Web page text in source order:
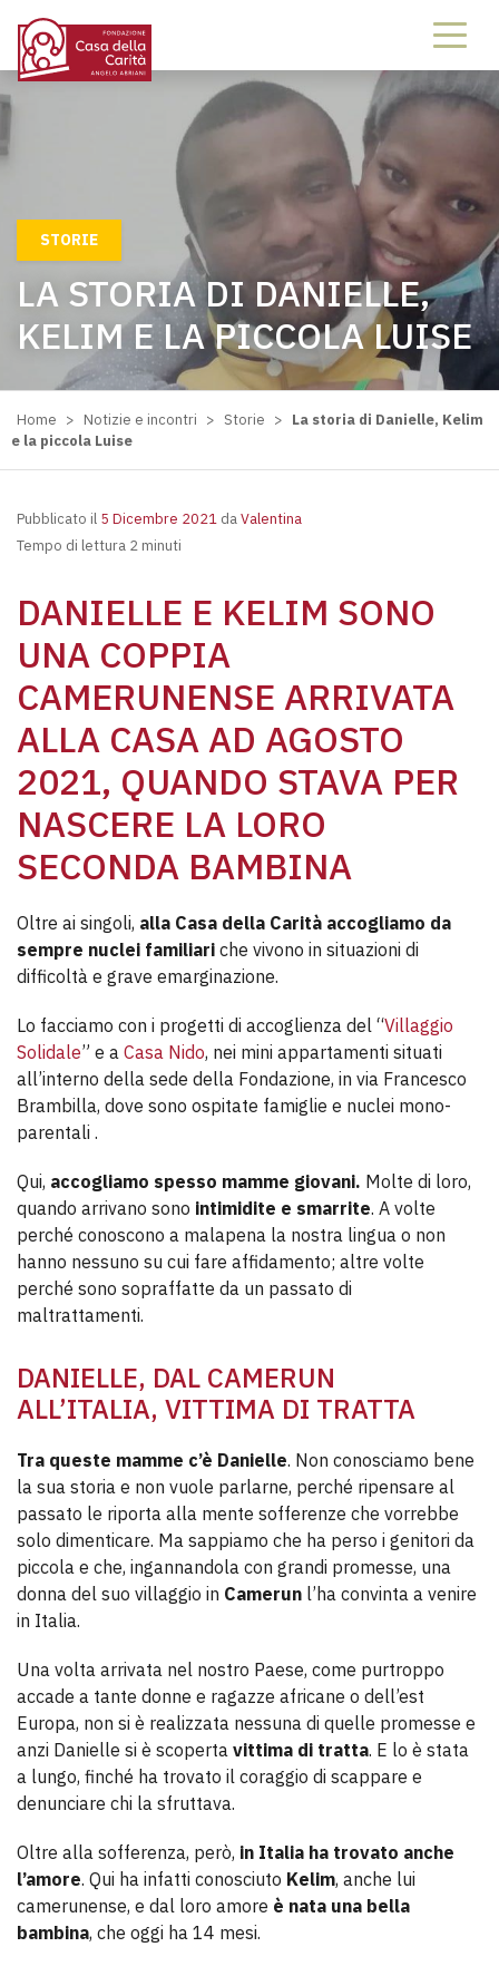
STORIE
LA STORIA DI DANIELLE,
KELIM E LA PICCOLA LUISE
Home > Notizie e incontri > Storie > La storia di Danielle, Kelim
e la piccola Luise
Pubblicato il 5 Dicembre 2021 daValentina
Tempo di lettura 2 minuti
DANIELLE E KELIM SONO
UNA COPPIA
CAMERUNENSE ARRIVATA
ALLA CASA AD AGOSTO
2021, QUANDO STAVA PER
NASCERE LA LORO
SECONDA BAMBINA
Oltre ai singoli, alla Casa della Carità accogliamo da
sempre nuclei familiari che vivono in situazioni di
difficoltà e grave emarginazione.
Lo facciamo con i progetti di accoglienza del “Villaggio
Solidale” e a Casa Nido, nei mini appartamenti situati
all’interno della sede della Fondazione, in via Francesco
Brambilla, dove sono ospitate famiglie e nuclei mono-
parentali .
Qui, accogliamo spesso mamme giovani. Molte di loro,
quando arrivano sono intimidite e smarrite. A volte
perché conoscono a malapena la nostra lingua o non
hanno nessuno su cui fare affidamento; altre volte
perché sono sopraffatte da un passato di
maltrattamenti.
DANIELLE, DAL CAMERUN
ALL’ITALIA, VITTIMA DI TRATTA
Tra queste mamme c’è Danielle. Non conosciamo bene
la sua storia e non vuole parlarne, perché ripensare al
passato le riporta alla mente sofferenze che vorrebbe
solo dimenticare. Ma sappiamo che ha perso i genitori da
piccola e che, ingannandola con grandi promesse, una
donna del suo villaggio in Camerun l’ha convinta a venire
in Italia.
Una volta arrivata nel nostro Paese, come purtroppo
accade a tante donne e ragazze africane o dell’est
Europa, non si è realizzata nessuna di quelle promesse e
anzi Danielle si è scoperta vittima di tratta. E lo è stata
a lungo, finché ha trovato il coraggio di scappare e
denunciare chi la sfruttava.
Oltre alla sofferenza, però, in Italia ha trovato anche
l’amore. Qui ha infatti conosciuto Kelim, anche lui
camerunense, e dal loro amore è nata una bella
bambina, che oggi ha 14 mesi.